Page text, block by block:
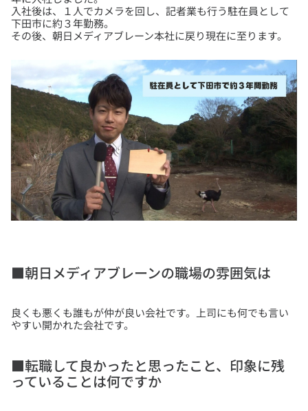
入社後は、１人でカメラを回し、記者業も行う駐在員として
下田市に約３年勤務。
■朝日メディアブレーンの職場の雰囲気は
良くも悪くも誰もが仲が良い会社です。上司にも何でも言い
やすい開かれた会社です。
■転職して良かったと思ったこと、印象に残
っていることは何ですか